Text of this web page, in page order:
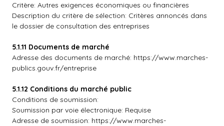
Critère: Autres exigences économiques ou financières
Description du critère de sélection: Critères annoncés dans
le dossier de consultation des entreprises
5.1.11 Documents de marché
Adresse des documents de marché: https://www.marches-
publics.gouv.fr/entreprise
5.1.12 Conditions du marché public
Conditions de soumission:
Soumission par voie électronique: Requise
Adresse de soumission: https://www.marches-